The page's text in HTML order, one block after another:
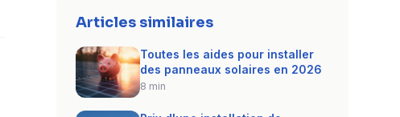
Articles similaires
Toutes les aides pour installer
des panneaux solaires en 2026
8 min